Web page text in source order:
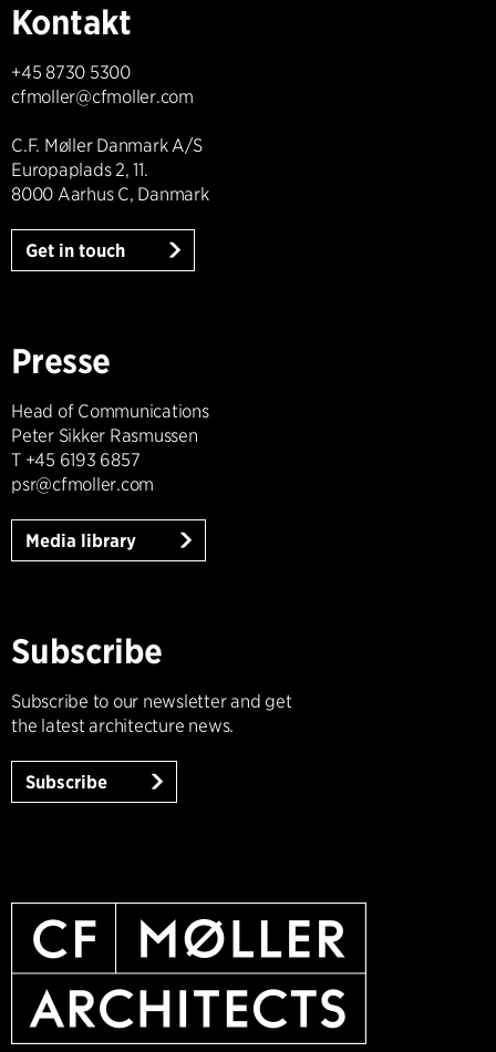
Kontakt
+45 8730 5300
cfmoller@cfmoller.com
C.F. Møller Danmark A/S
Europaplads 2, 11.
8000 Aarhus C, Danmark
Get in touch
Presse
Head of Communications
Peter Sikker Rasmussen
T +45 6193 6857
psr@cfmoller.com
Media library
Subscribe
Subscribe to our newsletter and get
the latest architecture news.
Subscribe